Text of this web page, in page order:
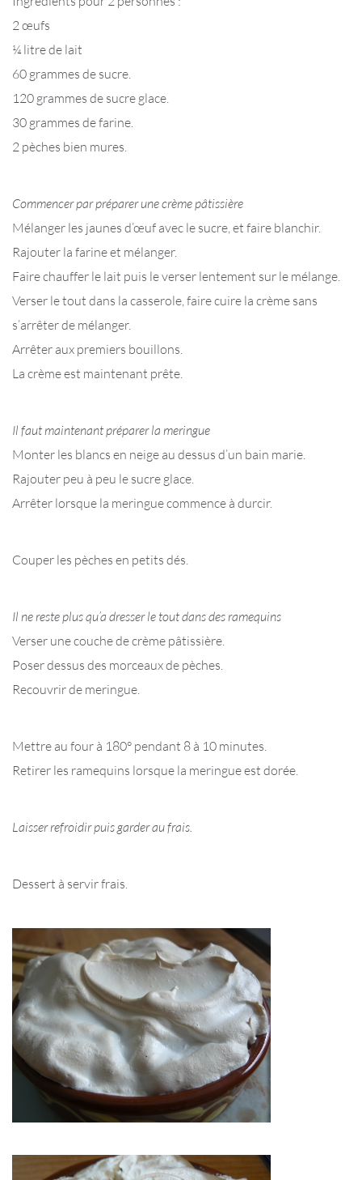
2 œufs
¼ litre de lait
60 grammes de sucre.
120 grammes de sucre glace.
30 grammes de farine.
2 pèches bien mures.
Commencer par préparer une crème pâtissière
Mélanger les jaunes d’œuf avec le sucre, et faire blanchir.
Rajouter la farine et mélanger.
Faire chauffer le lait puis le verser lentement sur le mélange.
Verser le tout dans la casserole, faire cuire la crème sans
s’arrêter de mélanger.
Arrêter aux premiers bouillons.
La crème est maintenant prête.
Il faut maintenant préparer la meringue
Monter les blancs en neige au dessus d’un bain marie.
Rajouter peu à peu le sucre glace.
Arrêter lorsque la meringue commence à durcir.
Couper les pèches en petits dés.
Il ne reste plus qu’a dresser le tout dans des ramequins
Verser une couche de crème pâtissière.
Poser dessus des morceaux de pèches.
Recouvrir de meringue.
Mettre au four à 180° pendant 8 à 10 minutes.
Retirer les ramequins lorsque la meringue est dorée.
Laisser refroidir puis garder au frais.
Dessert à servir frais.